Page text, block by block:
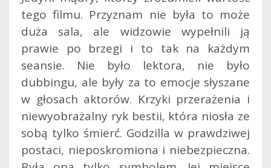
tego filmu. Przyznam nie była to może
duża sala, ale widzowie wypełnili ją
prawie po brzegi i to tak na każdym
seansie. Nie było lektora, nie było
dubbingu, ale były za to emocje słyszane
w głosach aktorów. Krzyki przerażenia i
niewyobrażalny ryk bestii, która niosła ze
sobą tylko śmierć. Godzilla w prawdziwej
postaci, nieposkromiona i niebezpieczna.